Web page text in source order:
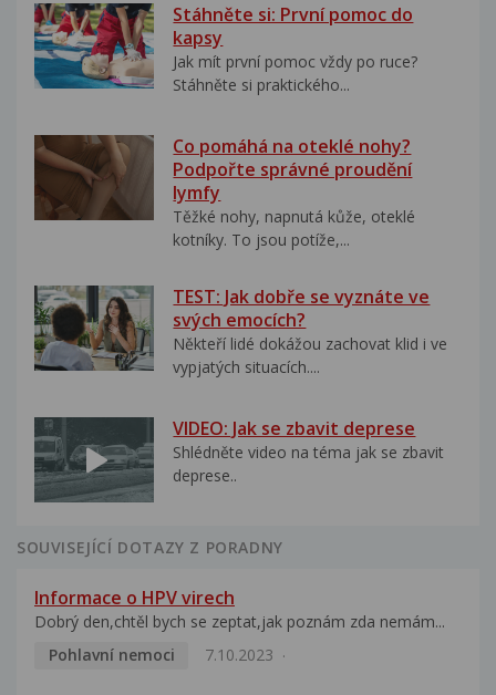
Stáhněte si: První pomoc do
kapsy
Jak mít první pomoc vždy po ruce?
Stáhněte si praktického...
Co pomáhá na oteklé nohy?
Podpořte správné proudění
lymfy
Těžké nohy, napnutá kůže, oteklé
kotníky. To jsou potíže,...
TEST: Jak dobře se vyznáte ve
svých emocích?
Někteří lidé dokážou zachovat klid i ve
vypjatých situacích....
VIDEO: Jak se zbavit deprese
Shlédněte video na téma jak se zbavit
deprese..
SOUVISEJÍCÍ DOTAZY Z PORADNY
Informace o HPV virech
Dobrý den,chtěl bych se zeptat,jak poznám zda nemám...
Pohlavní nemoci
7.10.2023